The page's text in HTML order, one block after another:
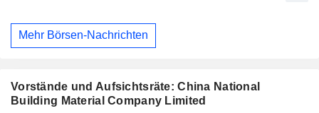
Mehr Börsen-Nachrichten
Vorstände und Aufsichtsräte: China National
Building Material Company Limited